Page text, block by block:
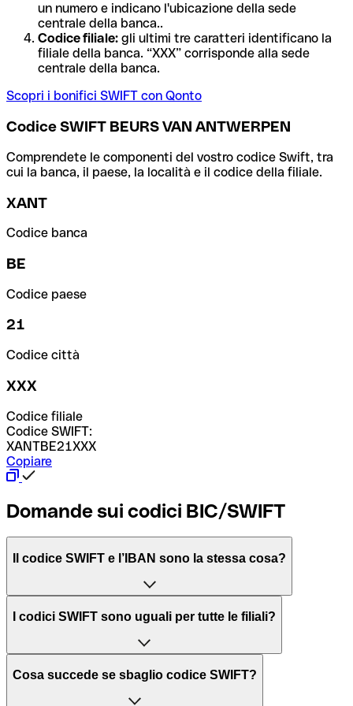
un numero e indicano l'ubicazione della sede
centrale della banca..
Codice filiale: gli ultimi tre caratteri identificano la
filiale della banca. “XXX” corrisponde alla sede
centrale della banca.
Scopri i bonifici SWIFT con Qonto
Codice SWIFT BEURS VAN ANTWERPEN
Comprendete le componenti del vostro codice Swift, tra
cui la banca, il paese, la località e il codice della filiale.
XANT
Codice banca
BE
Codice paese
21
Codice città
XXX
Codice filiale
Codice SWIFT:
XANTBE21XXX
Copiare
Domande sui codici BIC/SWIFT
Il codice SWIFT e l’IBAN sono la stessa cosa?
L'acronimo SWIFT sta per “Society for Worldwide
per l’elaborazione dei pagamenti tra diversi Paesi.
Il BIC, invece, sta per “Bank Identifier Code” ed è una
I codici SWIFT sono uguali per tutte le filiali?
Dipende dalle banche. In alcuni casi le banche utilizzano
Cosa succede se sbaglio codice SWIFT?